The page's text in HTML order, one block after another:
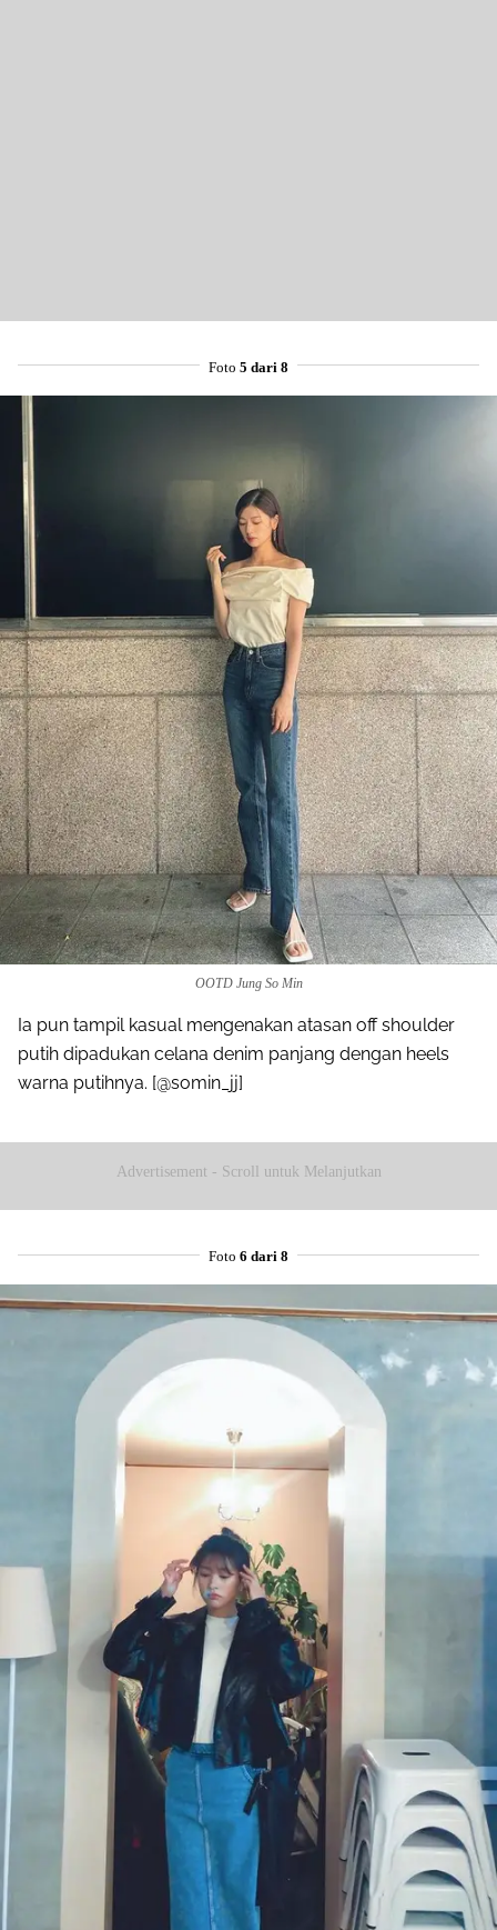
Foto 5 dari 8
OOTD Jung So Min
Ia pun tampil kasual mengenakan atasan off shoulder
putih dipadukan celana denim panjang dengan heels
warna putihnya. [@somin_jj]
Advertisement - Scroll untuk Melanjutkan
Foto 6 dari 8
Share to others
Pinterest
Mail